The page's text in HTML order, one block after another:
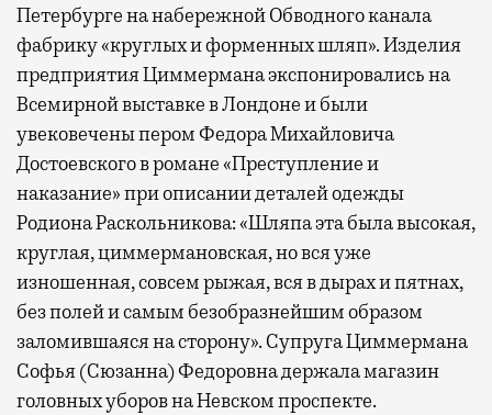
Петербурге на набережной Обводного канала
фабрику «круглых и форменных шляп». Изделия
предприятия Циммермана экспонировались на
Всемирной выставке в Лондоне и были
увековечены пером Федора Михайловича
Достоевского в романе «Преступление и
наказание» при описании деталей одежды
Родиона Раскольникова: «Шляпа эта была высокая,
круглая, циммермановская, но вся уже
изношенная, совсем рыжая, вся в дырах и пятнах,
без полей и самым безобразнейшим образом
заломившаяся на сторону». Супруга Циммермана
Софья (Сюзанна) Федоровна держала магазин
головных уборов на Невском проспекте.